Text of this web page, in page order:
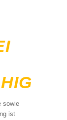
sowie
ist